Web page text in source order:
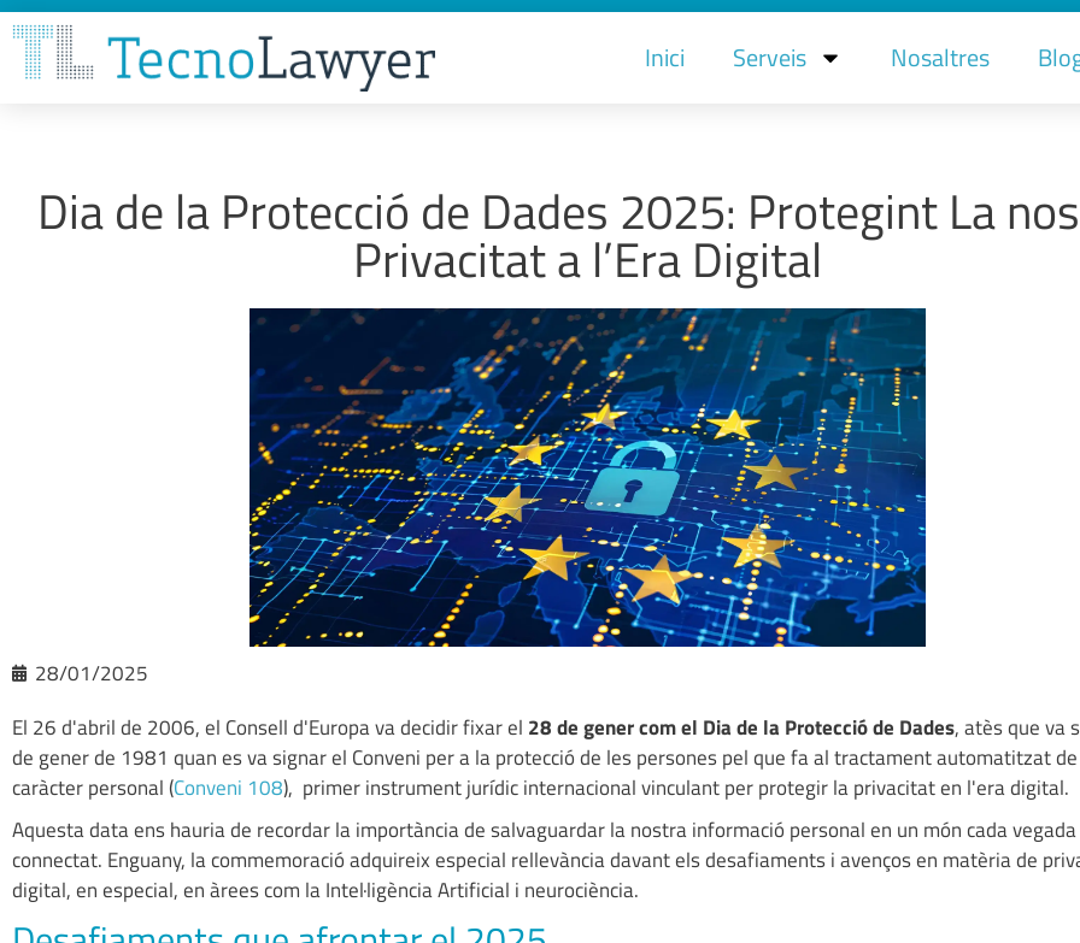
Inici Serveis Nosaltres
Dia de la Protecció de Dades 2025: Protegint La
Privacitat a l’Era Digital
28/01/2025
El 26 d'abril de 2006, el Consell d'Europa va decidir fixar el 28 de gener com el Dia de la Protecció de Dades, atès que va
de gener de 1981 quan es va signar el Conveni per a la protecció de les persones pel que fa al tractament automatitzat
caràcter personal (Conveni 108), primer instrument jurídic internacional vinculant per protegir la privacitat en l'era digital.
Aquesta data ens hauria de recordar la importància de salvaguardar la nostra informació personal en un món cada
connectat. Enguany, la commemoració adquireix especial rellevància davant els desafiaments i avenços en matèria de
digital, en especial, en àrees com la Intel·ligència Artificial i neurociència.